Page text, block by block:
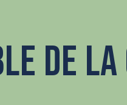
de